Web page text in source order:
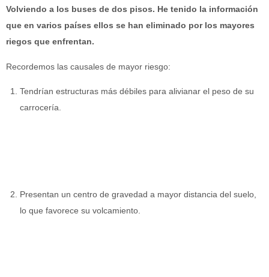
Volviendo a los buses de dos pisos. He tenido la información
que en varios países ellos se han eliminado por los mayores
riegos que enfrentan.
Recordemos las causales de mayor riesgo:
Tendrían estructuras más débiles para alivianar el peso de su
carrocería.
Presentan un centro de gravedad a mayor distancia del suelo,
lo que favorece su volcamiento.